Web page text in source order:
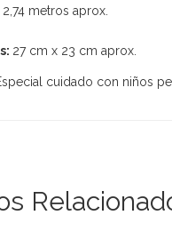
2,74 metros aprox.
27 cm x 23 cm aprox.
cuidado con niños